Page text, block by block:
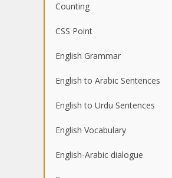
Counting
CSS Point
English Grammar
English to Arabic Sentences
English to Urdu Sentences
English Vocabulary
English-Arabic dialogue